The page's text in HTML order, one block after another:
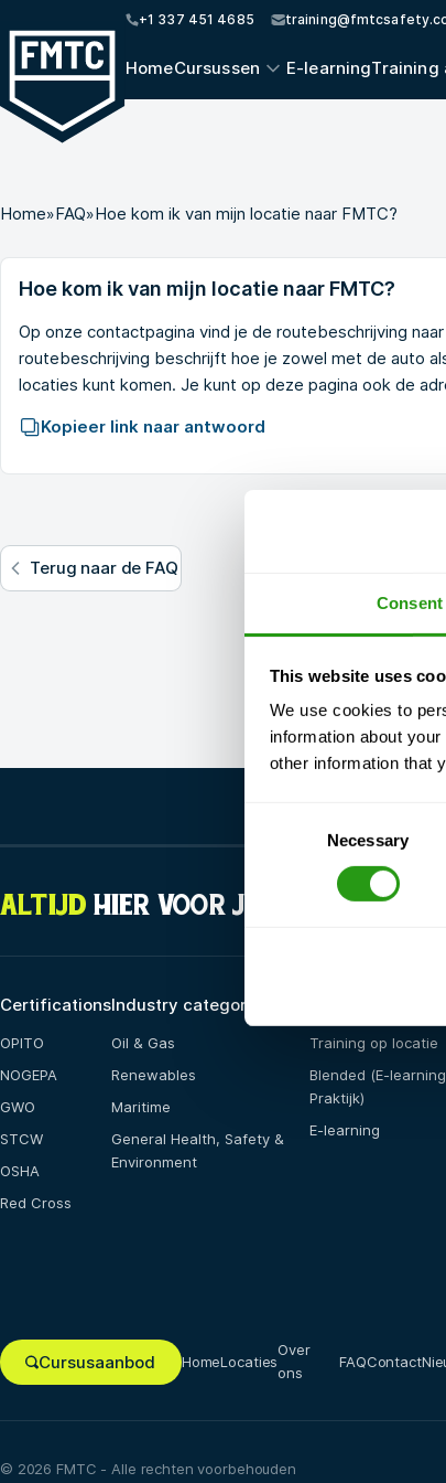
Consent
This website uses
We use cookies to
information about
other information that
Necessary
+1 337 451 4685
HomeCursussen E-learningTraining
Home»FAQ»Hoe kom ik van mijn locatie naar FMTC?
Hoe kom ik van mijn locatie naar FMTC?
Op onze contactpagina vind je de routebeschrijving
routebeschrijving beschrijft hoe je zowel met de auto
locaties kunt komen. Je kunt op deze pagina ook de
Kopieer link naar antwoord
Terug naar de FAQ
ALTIJD HIER VOOR JOU
Certifications
OPITO
NOGEPA
GWO
STCW
OSHA
Red Cross
Industry categories
Oil & Gas
Renewables
Maritime
General Health, Safety &
Environment
Training op locatie
Blended (E-
Praktijk)
E-learning
Cursusaanbod HomeLocaties
Over
ons
FAQContact
© 2026 FMTC - Alle rechten voorbehouden